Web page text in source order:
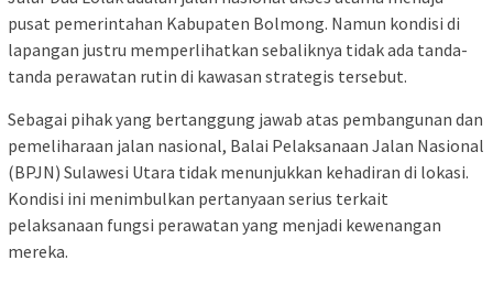
pusat pemerintahan Kabupaten Bolmong. Namun kondisi di
lapangan justru memperlihatkan sebaliknya tidak ada tanda-
tanda perawatan rutin di kawasan strategis tersebut.
Sebagai pihak yang bertanggung jawab atas pembangunan dan
pemeliharaan jalan nasional, Balai Pelaksanaan Jalan Nasional
(BPJN) Sulawesi Utara tidak menunjukkan kehadiran di lokasi.
Kondisi ini menimbulkan pertanyaan serius terkait
pelaksanaan fungsi perawatan yang menjadi kewenangan
mereka.